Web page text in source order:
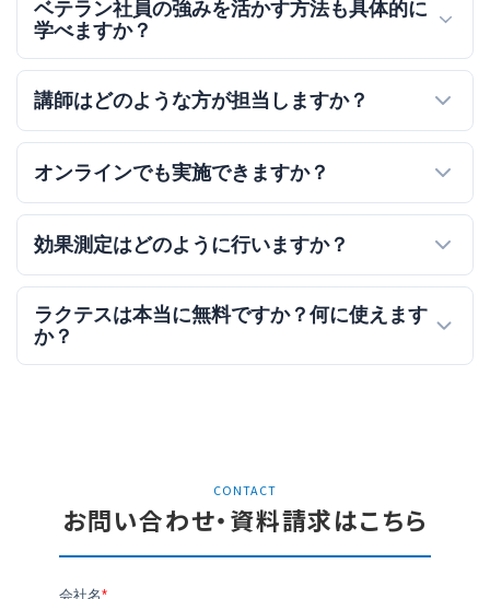
ベテラン社員の強みを活かす方法も具体的に
学べますか？
講師はどのような方が担当しますか？
オンラインでも実施できますか？
効果測定はどのように行いますか？
ラクテスは本当に無料ですか？何に使えます
か？
CONTACT
お問い合わせ・資料請求はこちら